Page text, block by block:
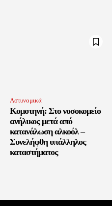
Αστυνομικά
Κομοτηνή: Στο νοσοκομείο
ανήλικος μετά από
κατανάλωση αλκοόλ –
Συνελήφθη υπάλληλος
καταστήματος